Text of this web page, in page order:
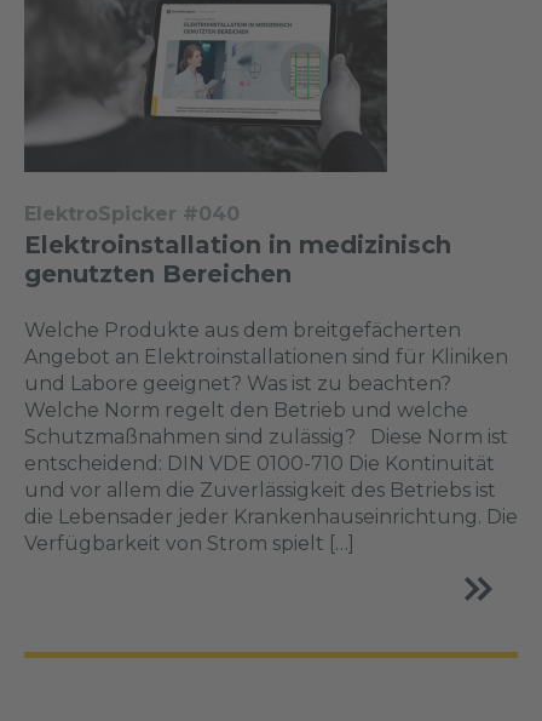
ElektroSpicker #040
Elektroinstallation in medizinisch
genutzten Bereichen
Welche Produkte aus dem breitgefächerten
Angebot an Elektroinstallationen sind für Kliniken
und Labore geeignet? Was ist zu beachten?
Welche Norm regelt den Betrieb und welche
Schutzmaßnahmen sind zulässig? Diese Norm ist
entscheidend: DIN VDE 0100-710 Die Kontinuität
und vor allem die Zuverlässigkeit des Betriebs ist
die Lebensader jeder Krankenhauseinrichtung. Die
Verfügbarkeit von Strom spielt […]